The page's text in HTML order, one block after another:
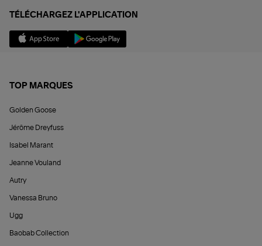
TÉLÉCHARGEZ L'APPLICATION
TOP MARQUES
Golden Goose
Jérôme Dreyfuss
Isabel Marant
Jeanne Vouland
Autry
Vanessa Bruno
Ugg
Baobab Collection